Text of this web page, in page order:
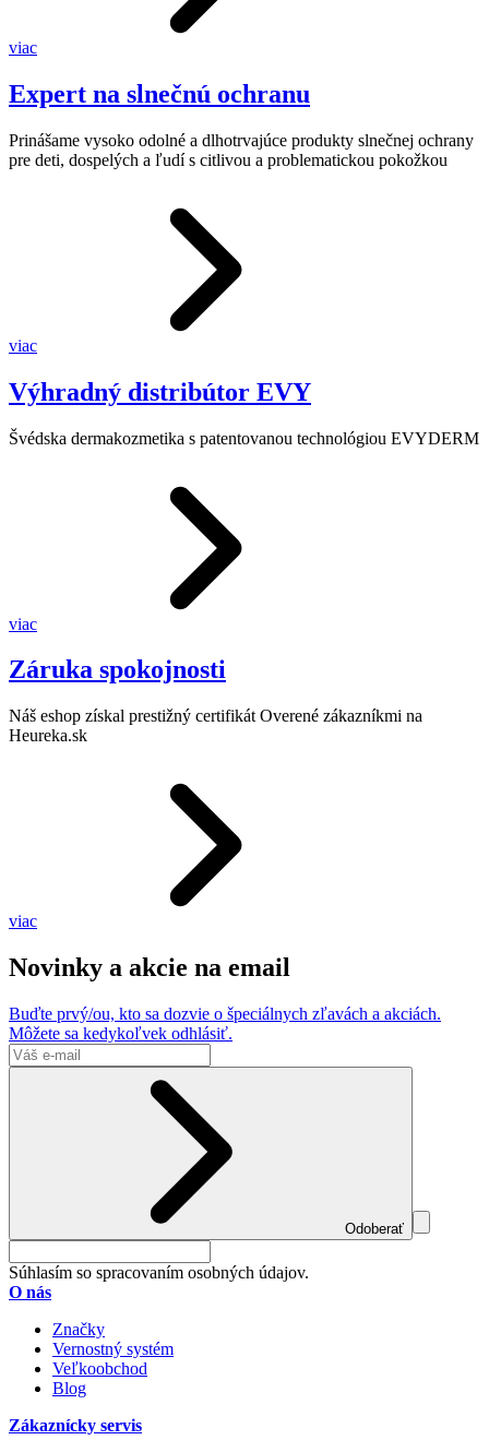
viac
Expert na slnečnú ochranu
Prinášame vysoko odolné a dlhotrvajúce produkty slnečnej ochrany
pre deti, dospelých a ľudí s citlivou a problematickou pokožkou
viac
Výhradný distribútor EVY
Švédska dermakozmetika s patentovanou technológiou EVYDERM
viac
Záruka spokojnosti
Náš eshop získal prestižný certifikát Overené zákazníkmi na
Heureka.sk
viac
Novinky a akcie na email
Buďte prvý/ou, kto sa dozvie o špeciálnych zľavách a akciách.
Môžete sa kedykoľvek odhlásiť.
Odoberať
Súhlasím so spracovaním osobných údajov.
O nás
Značky
Vernostný systém
Veľkoobchod
Blog
Zákaznícky servis